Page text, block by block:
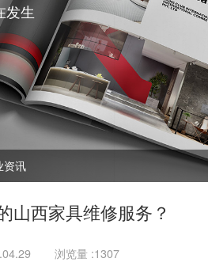
发生
资讯
山西家具维修服务？
浏览量 :1307